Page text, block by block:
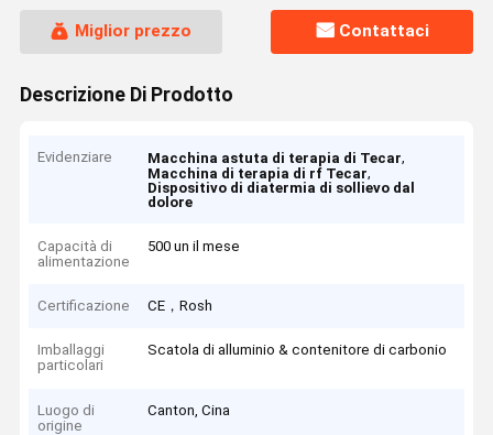
Miglior prezzo Contattaci
Descrizione Di Prodotto
Evidenziare Macchina astuta di terapia di Tecar,
Macchina di terapia di rf Tecar,
Dispositivo di diatermia di sollievo dal
dolore
Capacità di
alimentazione
500 un il mese
Certificazione CE，Rosh
Imballaggi
particolari
Scatola di alluminio & contenitore di carbonio
Luogo di
origine
Canton, Cina